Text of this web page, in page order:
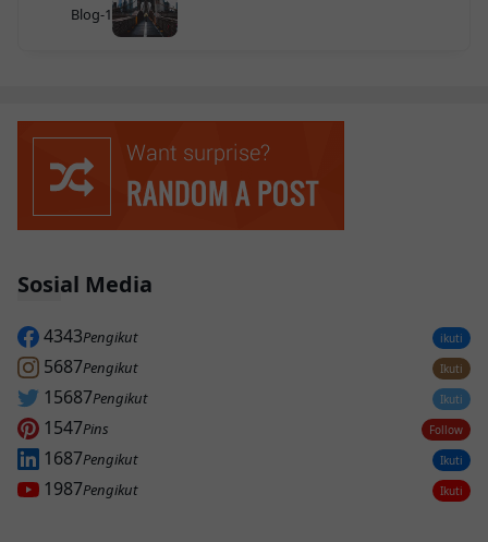
Blog-1
Sosial Media
4343Pengikut ikuti
5687Pengikut Ikuti
15687Pengikut Ikuti
1547Pins Follow
1687Pengikut Ikuti
1987Pengikut Ikuti